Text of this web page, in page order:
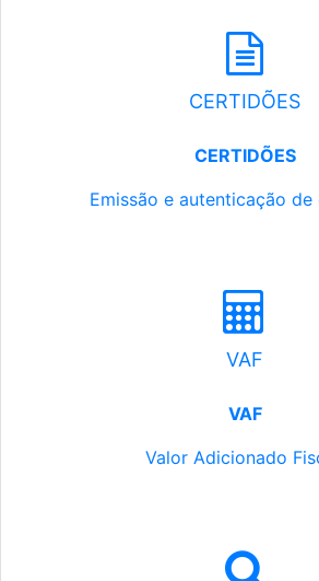
CERTIDÕES
CERTIDÕES
Emissão e autenticação
VAF
VAF
Valor Adicionado